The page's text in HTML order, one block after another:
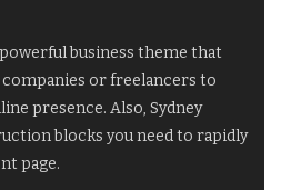
business theme that
companies or freelancers to
presence. Also, Sydney
blocks you need to rapidly
page.